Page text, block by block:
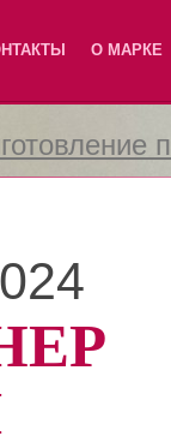
О МАРКЕ